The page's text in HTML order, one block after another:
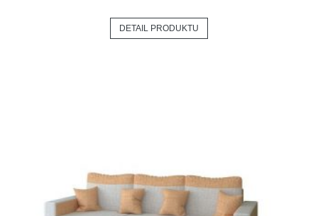
DETAIL PRODUKTU